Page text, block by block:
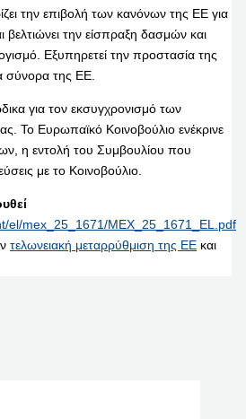
την επιβολή των κανόνων της ΕΕ για
βελτιώνει την είσπραξη δασμών και
Εξυπηρετεί την προστασία της
σύνορα της ΕΕ.
για τον εκσυγχρονισμό των
Το Ευρωπαϊκό Κοινοβούλιο ενέκρινε
η εντολή του Συμβουλίου που
με το Κοινοβούλιο.
el/mex_25_1671/MEX_25_1671_EL.pdf
τελωνειακή μεταρρύθμιση της ΕΕ και